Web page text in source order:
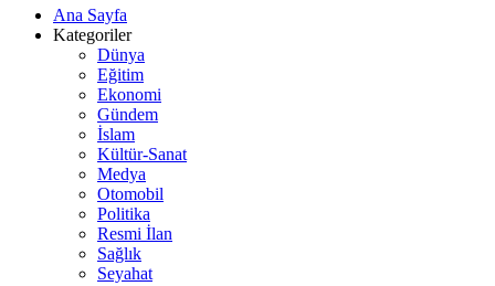
Ana Sayfa
Kategoriler
Dünya
Eğitim
Ekonomi
Gündem
İslam
Kültür-Sanat
Medya
Otomobil
Politika
Resmi İlan
Sağlık
Seyahat